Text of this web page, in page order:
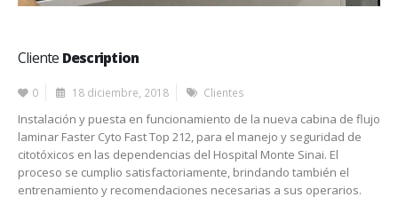
Cliente Description
0 18 diciembre, 2018 Clientes
Instalación y puesta en funcionamiento de la nueva cabina de flujo
laminar Faster Cyto Fast Top 212, para el manejo y seguridad de
citotóxicos en las dependencias del Hospital Monte Sinai. El
proceso se cumplio satisfactoriamente, brindando también el
entrenamiento y recomendaciones necesarias a sus operarios.